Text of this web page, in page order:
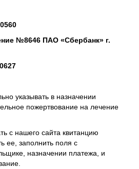
№8646 ПАО «Сбербанк» г.
указывать в назначении
пожертвование на лечение
с нашего сайта квитанцию
ее, заполнить поля с
назначении платежа, и